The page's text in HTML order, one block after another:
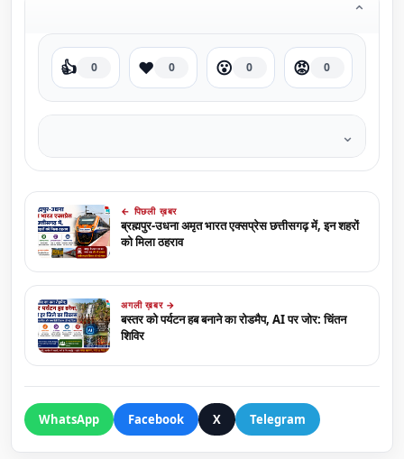
⌄
👍 0 ❤️ 0 😮 0 😡 0
⌄
← पिछली ख़बर
ब्रह्मपुर-उधना अमृत भारत एक्सप्रेस छत्तीसगढ़ में, इन शहरों
को मिला ठहराव
अगली ख़बर →
बस्तर को पर्यटन हब बनाने का रोडमैप, AI पर जोर: चिंतन
शिविर
WhatsApp Facebook X Telegram